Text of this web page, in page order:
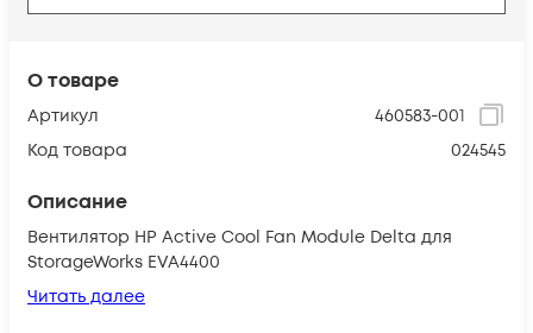
О товаре
Артикул
460583-001
Код товара
024545
Описание
Вентилятор HP Active Cool Fan Module Delta для
StorageWorks EVA4400
Читать далее